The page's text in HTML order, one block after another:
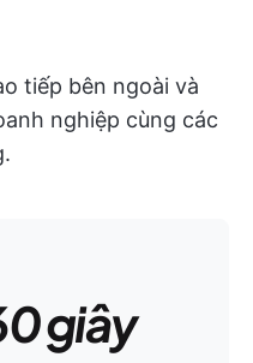
tiếp bên ngoài và
nghiệp cùng các
giây